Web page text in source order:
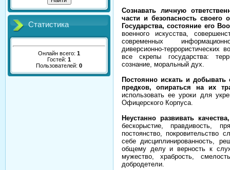
Статистика
Онлайн всего: 1
Гостей: 1
Пользователей: 0
Сознавать личную
части и безопасность
Государства, состояние его
военного искусства,
современных
диверсионно-
все скрепы государства:
сознание, моральный дух.
Постоянно искать и
предков, опираться на их
использовать ее уроки для
Офицерского Корпуса.
Неустанно развивать
бескорыстие, правдивость,
постоянство, покровительство
себе дисциплинированность,
общему делу и верность к
мужество, храбрость,
добродетели.